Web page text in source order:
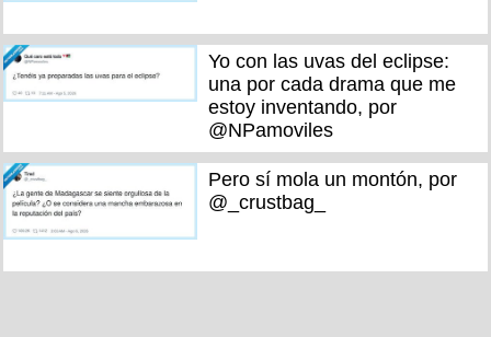
Yo con las uvas del eclipse:
una por cada drama que me
estoy inventando, por
@NPamoviles
Pero sí mola un montón, por
@_crustbag_